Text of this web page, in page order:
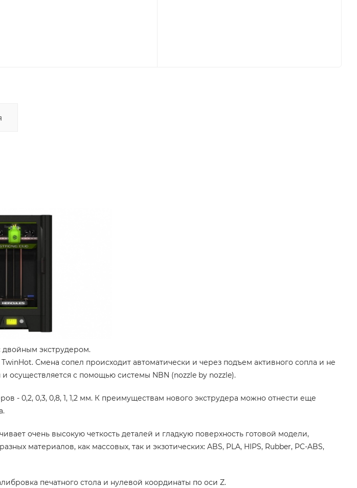
двойным экструдером.
Смена сопел происходит автоматически и через подъем активного сопла и не
осуществляется с помощью системы NBN (nozzle by nozzle).
- 0,2, 0,3, 0,8, 1, 1,2 мм. К преимуществам нового экструдера можно отнести еще
очень высокую четкость деталей и гладкую поверхность готовой модели,
материалов, как массовых, так и экзотических: ABS, PLA, HIPS, Rubber, PC-ABS,
печатного стола и нулевой координаты по оси Z.